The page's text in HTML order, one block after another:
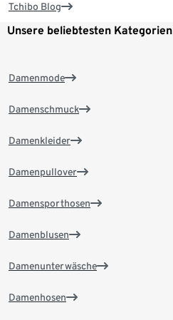
Tchibo Blog
Unsere beliebtesten Kategorien
Damenmode
Damenschmuck
Damenkleider
Damenpullover
Damensporthosen
Damenblusen
Damenunterwäsche
Damenhosen